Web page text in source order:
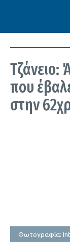
Τζάνειο:
που
στην
Φωτογραφία: